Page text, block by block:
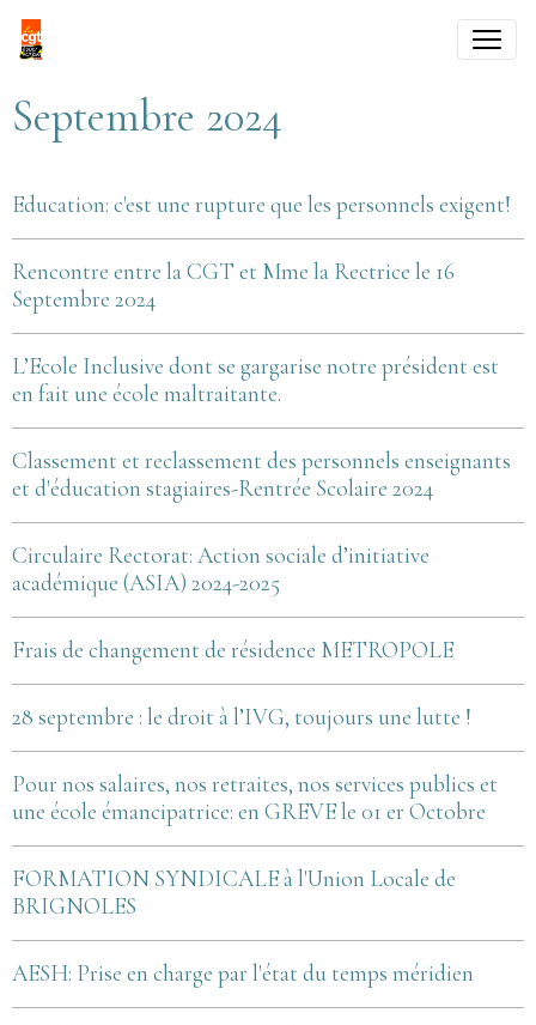
Septembre 2024
Education: c'est une rupture que les personnels exigent!
Rencontre entre la CGT et Mme la Rectrice le 16
Septembre 2024
L’Ecole Inclusive dont se gargarise notre président est
en fait une école maltraitante.
Classement et reclassement des personnels enseignants
et d'éducation stagiaires-Rentrée Scolaire 2024
Circulaire Rectorat: Action sociale d’initiative
académique (ASIA) 2024-2025
Frais de changement de résidence METROPOLE
28 septembre : le droit à l’IVG, toujours une lutte !
Pour nos salaires, nos retraites, nos services publics et
une école émancipatrice: en GREVE le 01 er Octobre
FORMATION SYNDICALE à l'Union Locale de
BRIGNOLES
AESH: Prise en charge par l'état du temps méridien